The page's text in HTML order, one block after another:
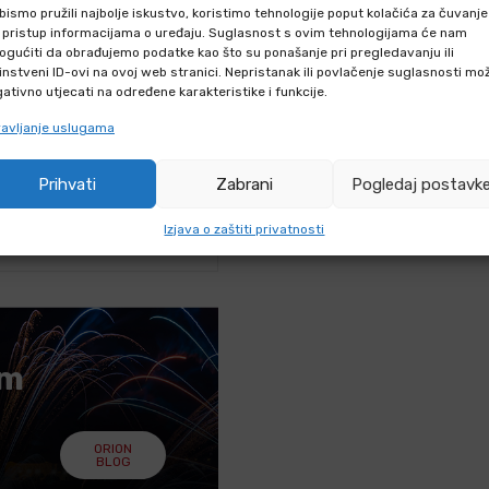
pružili najbolje iskustvo, koristimo tehnologije poput kolačića za čuvanje
informacijama o uređaju. Suglasnost s ovim tehnologijama će nam
da obrađujemo podatke kao što su ponašanje pri pregledavanju ili
ID-ovi na ovoj web stranici. Nepristanak ili povlačenje suglasnosti
utjecati na određene karakteristike i funkcije.
uslugama
Prihvati Zabrani Pogledaj
Izjava o zaštiti privatnosti
putem webshopa?
F2 i F3 kategorije?
F2 i F3
kategorije F2 i F3?
ORION
BLOG